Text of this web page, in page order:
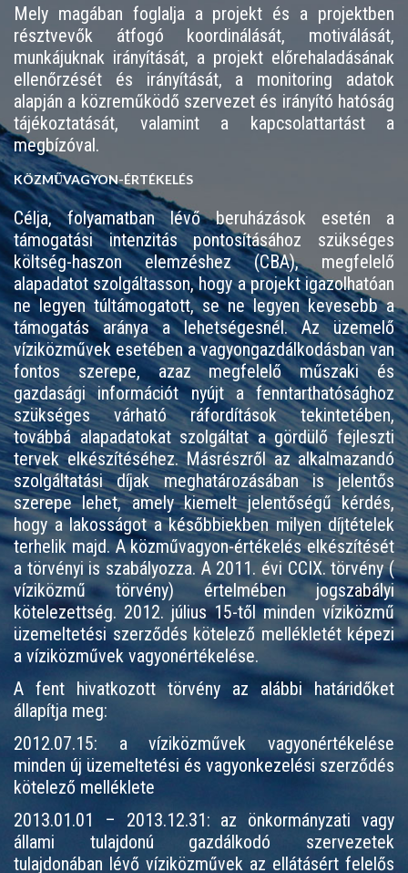
Mely magában foglalja a projekt és a projektben
résztvevők átfogó koordinálását, motiválását,
munkájuknak irányítását, a projekt előrehaladásának
ellenőrzését és irányítását, a monitoring adatok
alapján a közreműködő szervezet és irányító hatóság
tájékoztatását, valamint a kapcsolattartást a
megbízóval.
KÖZMŰVAGYON-ÉRTÉKELÉS
Célja, folyamatban lévő beruházások esetén a
támogatási intenzitás pontosításához szükséges
költség-haszon elemzéshez (CBA), megfelelő
alapadatot szolgáltasson, hogy a projekt igazolhatóan
ne legyen túltámogatott, se ne legyen kevesebb a
támogatás aránya a lehetségesnél. Az üzemelő
víziközművek esetében a vagyongazdálkodásban van
fontos szerepe, azaz megfelelő műszaki és
gazdasági információt nyújt a fenntarthatósághoz
szükséges várható ráfordítások tekintetében,
továbbá alapadatokat szolgáltat a gördülő fejleszti
tervek elkészítéséhez. Másrészről az alkalmazandó
szolgáltatási díjak meghatározásában is jelentős
szerepe lehet, amely kiemelt jelentőségű kérdés,
hogy a lakosságot a későbbiekben milyen díjtételek
terhelik majd. A közművagyon-értékelés elkészítését
a törvényi is szabályozza. A 2011. évi CCIX. törvény (
víziközmű törvény) értelmében jogszabályi
kötelezettség. 2012. július 15-től minden víziközmű
üzemeltetési szerződés kötelező mellékletét képezi
a víziközművek vagyonértékelése.
A fent hivatkozott törvény az alábbi határidőket
állapítja meg:
2012.07.15: a víziközművek vagyonértékelése
minden új üzemeltetési és vagyonkezelési szerződés
kötelező melléklete
2013.01.01 – 2013.12.31: az önkormányzati vagy
állami tulajdonú gazdálkodó szervezetek
tulajdonában lévő víziközművek az ellátásért felelős